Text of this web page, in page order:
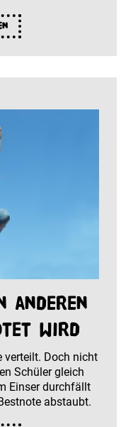
anderen
wird
verteilt. Doch nicht
Schüler gleich
Einser durchfällt
abstaubt.